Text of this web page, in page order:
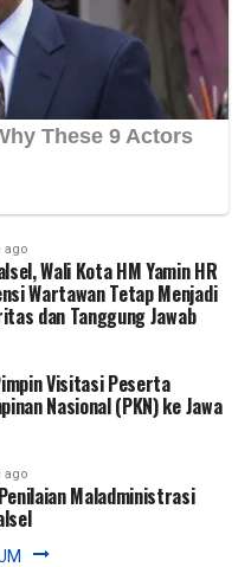
rumah dan
mengetahui
sekitar. (Ujg/SB)
X 0
yang
maupun Kalimantan
X 0
ago
Wali Kota HM Yamin HR
Wartawan Tetap Menjadi
dan Tanggung Jawab
Visitasi Peserta
Nasional (PKN) ke Jawa
ago
Maladministrasi